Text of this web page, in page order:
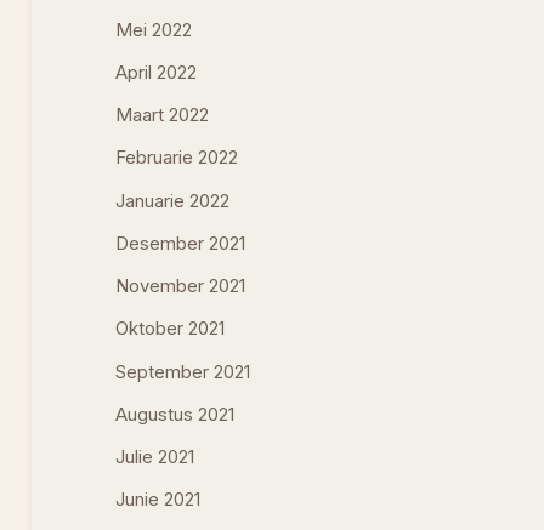
Mei 2022
April 2022
Maart 2022
Februarie 2022
Januarie 2022
Desember 2021
November 2021
Oktober 2021
September 2021
Augustus 2021
Julie 2021
Junie 2021